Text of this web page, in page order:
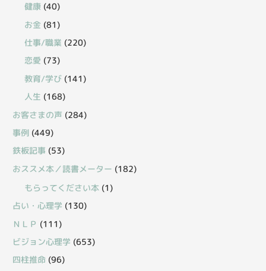
健康 (40)
お金 (81)
仕事/職業 (220)
恋愛 (73)
教育/学び (141)
人生 (168)
お客さまの声 (284)
事例 (449)
鉄板記事 (53)
おススメ本／読書メーター (182)
もらってください本 (1)
占い・心理学 (130)
ＮＬＰ (111)
ビジョン心理学 (653)
四柱推命 (96)